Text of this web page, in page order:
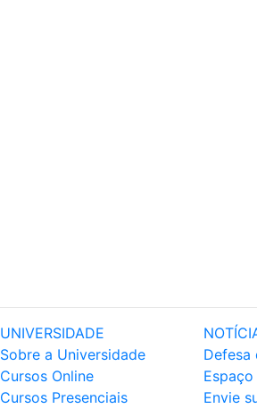
UNIVERSIDADE
Sobre a Universidade
Cursos Online
Cursos Presenciais
Defesa
Envie